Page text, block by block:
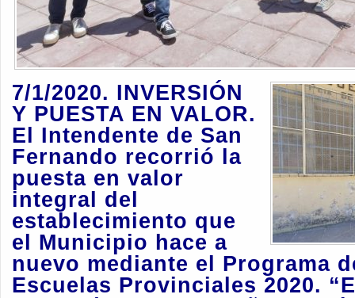
7/1/2020. INVERSIÓN
Y PUESTA EN VALOR.
El Intendente de San
Fernando recorrió la
puesta en valor
integral del
establecimiento que
el Municipio hace a
nuevo mediante el Programa
Escuelas Provinciales 2020.